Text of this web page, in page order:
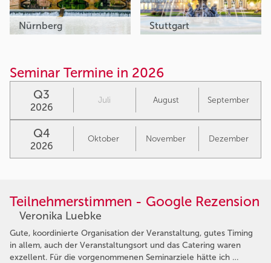
Teilnehmerstimmen - Google Rezension
Veronika Luebke
Gute, koordinierte Organisation der Veranstaltung, gutes Timing
in allem, auch der Veranstaltungsort und das Catering waren
exzellent. Für die vorgenommenen Seminarziele hätte ich …
Nürnberg Stuttgart
Seminar Termine in 2026
Q3
2026
Juli August September
Q4
2026
Oktober November Dezember